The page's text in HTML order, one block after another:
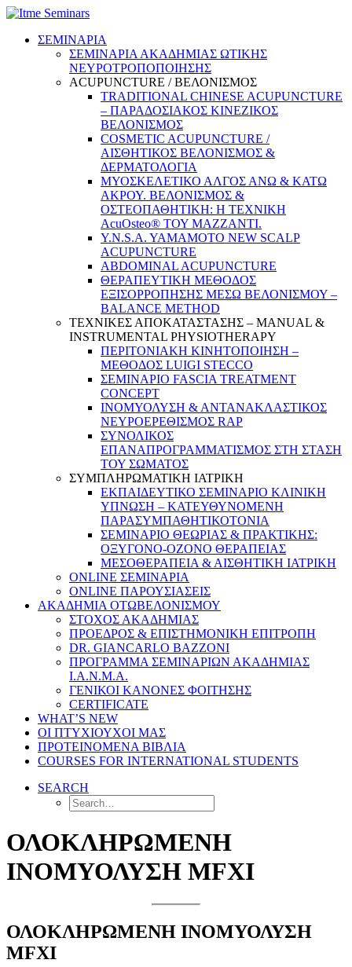
ΣΕΜΙΝΑΡΙΑ
ΣΕΜΙΝΑΡΙΑ ΑΚΑΔΗΜΙΑΣ ΩΤΙΚΗΣ
ΝΕΥΡΟΤΡΟΠΟΠΟΙΗΣΗΣ
ACUPUNCTURE / ΒΕΛΟΝΙΣΜΟΣ
TRADITIONAL CHINESE ACUPUNCTURE
– ΠΑΡΑΔΟΣΙΑΚΟΣ ΚΙΝΕΖΙΚΟΣ
ΒΕΛΟΝΙΣΜΟΣ
COSMETIC ACUPUNCTURE /
ΑΙΣΘΗΤΙΚΟΣ ΒΕΛΟΝΙΣΜΟΣ &
ΔΕΡΜΑΤΟΛΟΓΙΑ
ΜΥΟΣΚΕΛΕΤΙΚΟ ΑΛΓΟΣ ΑΝΩ & ΚΑΤΩ
ΑΚΡΟΥ. ΒΕΛΟΝΙΣΜΟΣ &
ΟΣΤΕΟΠΑΘΗΤΙΚΗ: Η ΤΕΧΝΙΚΗ
AcuOsteo® ΤΟΥ MAZZANTI.
Y.N.S.A. YAMAMOTO NEW SCALP
ACUPUNCTURE
ABDOMINAL ACUPUNCTURE
ΘΕΡΑΠΕΥΤΙΚΗ ΜΕΘΟΔΟΣ
ΕΞΙΣΟΡΡΟΠΗΣΗΣ ΜΕΣΩ ΒΕΛΟΝΙΣΜΟΥ –
BALANCE METHOD
ΤΕΧΝΙΚΕΣ ΑΠΟΚΑΤΑΣΤΑΣΗΣ – MANUAL &
INSTRUMENTAL PHYSIOTHERAPY
ΠΕΡΙΤΟΝΙΑΚΗ ΚΙΝΗΤΟΠΟΙΗΣΗ –
ΜΕΘΟΔΟΣ LUIGI STECCO
ΣΕΜΙΝΑΡΙΟ FASCIA TREATMENT
CONCEPT
ΙΝΟΜΥΟΛΥΣΗ & ΑΝΤΑΝΑΚΛΑΣΤΙΚΟΣ
ΝΕΥΡΟΕΡΕΘΙΣΜΟΣ RAP
ΣΥΝΟΛΙΚΟΣ
ΕΠΑΝΑΠΡΟΓΡΑΜΜΑΤΙΣΜΟΣ ΣΤΗ ΣΤΑΣΗ
ΤΟΥ ΣΩΜΑΤΟΣ
ΣΥΜΠΛΗΡΩΜΑΤΙΚΗ ΙΑΤΡΙΚΗ
ΕΚΠΑΙΔΕΥΤΙΚΟ ΣΕΜΙΝΑΡΙΟ ΚΛΙΝΙΚΗ
ΥΠΝΩΣΗ – ΚΑΤΕΥΘΥΝΟΜΕΝΗ
ΠΑΡΑΣΥΜΠΑΘΗΤΙΚΟΤΟΝΙΑ
ΣΕΜΙΝΑΡΙΟ ΘΕΩΡΙΑΣ & ΠΡΑΚΤΙΚΗΣ:
ΟΞΥΓΟΝΟ-ΟΖΟΝΟ ΘΕΡΑΠΕΙΑΣ
ΜΕΣΟΘΕΡΑΠΕΙΑ & ΑΙΣΘΗΤΙΚΗ ΙΑΤΡΙΚΗ
ONLINE ΣΕΜΙΝΑΡΙΑ
ONLINE ΠΑΡΟΥΣΙΑΣΕΙΣ
ΑΚΑΔΗΜΙΑ ΟΤΩΒΕΛΟΝΙΣΜΟΥ
ΣΤΟΧΟΣ ΑΚΑΔΗΜΙΑΣ
ΠΡΟΕΔΡΟΣ & ΕΠΙΣΤΗΜΟΝΙΚΗ ΕΠΙΤΡΟΠΗ
DR. GIANCARLO BAZZONI
ΠΡΟΓΡΑΜΜΑ ΣΕΜΙΝΑΡΙΩΝ ΑΚΑΔΗΜΙΑΣ
Ι.Α.Ν.Μ.Α.
ΓΕΝΙΚΟΙ ΚΑΝΟΝΕΣ ΦΟΙΤΗΣΗΣ
CERTIFICATE
WHAT’S NEW
ΟΙ ΠΤΥΧΙΟΥΧΟΙ ΜΑΣ
ΠΡΟΤΕΙΝΟΜΕΝΑ ΒΙΒΛΙΑ
COURSES FOR INTERNATIONAL STUDENTS
SEARCH
ΟΛΟΚΛΗΡΩΜΕΝΗ
ΙΝΟΜΥΟΛΥΣΗ MFXI
ΟΛΟΚΛΗΡΩΜΕΝΗ ΙΝΟΜΥΟΛΥΣΗ
MFXI